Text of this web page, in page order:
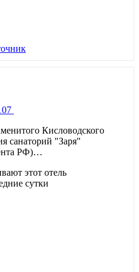
Кисловодского
санаторий "Заря"
РФ)…
этот отель
сутки